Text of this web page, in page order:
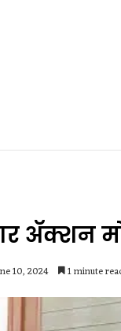
अ‍ॅक्शन
10, 2024 1 minute